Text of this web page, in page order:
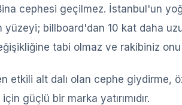
cephesi geçilmez. İstanbul'un
yüzeyi; billboard'dan 10 kat daha
tabi olmaz ve rakibiniz
etkili alt dalı olan cephe giydirme,
güçlü bir marka yatırımıdır.